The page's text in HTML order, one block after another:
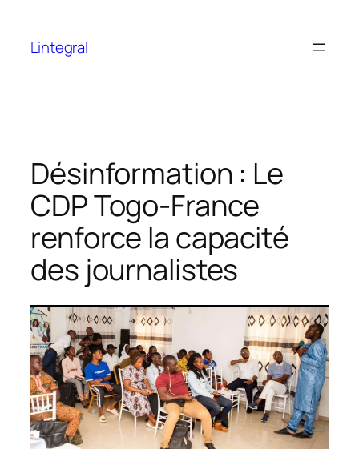
contenu
Lintegral
Désinformation : Le
CDP Togo-France
renforce la capacité
des journalistes